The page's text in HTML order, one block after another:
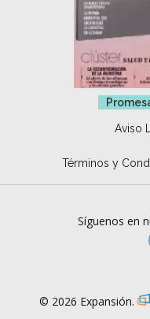
Aviso
Términos y
Síguenos en
© 2026 Expansión.